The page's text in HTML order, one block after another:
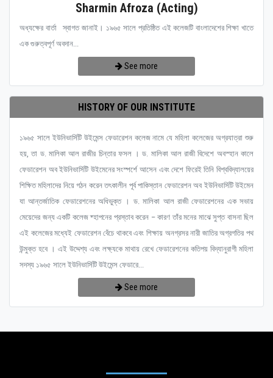
Sharmin Afroza (Acting)
অধ্যক্ষের বার্তা স্বাগত জানাই। ১৯৬৫ সালে প্রতিষ্ঠিত এই কলেজটি বাংলাদেশের শিক্ষা খাতে
এক গুরুত্বপূর্ণ অবদান...
See more
HISTORY OF OUR INSTITUTE
১৯৬৫ সালে ইউনিভার্সিটি উইমেন্স ফেডারেশন কলেজ নামে যে মহিলা কলেজের অগ্রযাত্রা শুরু
হয়, তা ড. মালিকা আল রাজীর চিন্তার ফসল । ড. মালিকা আল রাজী বিদেশে অবস্হান কালে
ফেডারেশন অব ইউনিভার্সিটি উইমেনের সংস্পর্শে আসেন এবং দেশে ফিরেই তিনি বিশ্ববিদ্যালয়ের
শিক্ষিত মহিলাদের নিয়ে গঠন করেন তৎকালীন পূর্ব পাকিস্তান ফেডারেশন অব ইউনিভার্সিটি উইমেন
যা আন্তর্জাতিক ফেডারেশনের অধিভুক্ত । ড. মালিকা আল রাজী ফেডারেশনের এক সভায়
মেয়েদের জন্য একটি কলেজ ষ্হাপনের প্রস্তাব করেন – কারণ তাঁর মনের মাঝে সুপ্ত বাসনা ছিল
এই কলেজের মধ্যেই ফেডারেশন বেঁচে থাকবে এবং শিক্ষায় অনগ্রসর নারী জাতির অগ্রগতির পথ
উন্মুক্ত হবে । এই উদ্দেশ্য এবং লক্ষ্যকে মাথায় রেখে ফেডারেশনের কতিপয় বিদ্যানুরাগী মহিলা
সদস্য ১৯৬৫ সালে ইউনিভার্সিটি উইমেন্স ফেডারে...
See more